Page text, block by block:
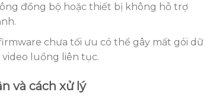
đồng bộ hoặc thiết bị không hỗ trợ
chưa tối ưu có thể gây mất gói dữ
luồng liên tục.
và cách xử lý